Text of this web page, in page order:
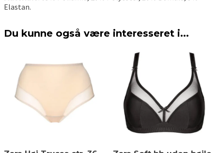
Elastan.
Du kunne også være interesseret i...